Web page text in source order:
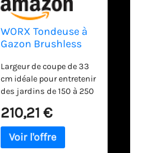
WORX Tondeuse à
Gazon Brushless
WG733E
Largeur de coupe de 33
cm idéale pour entretenir
des jardins de 150 à 250
offrant 25 % de
puissance en plus et
une autonomie
210,21 €